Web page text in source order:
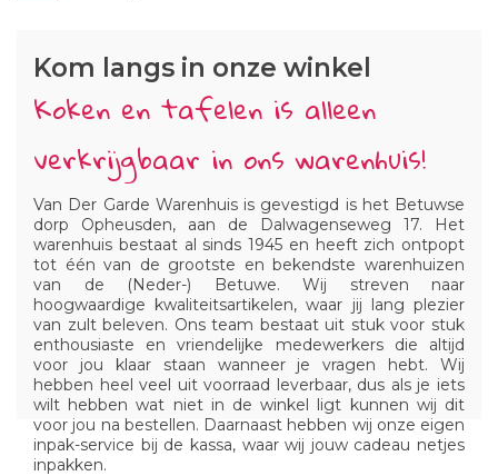
Kom langs in onze winkel
Koken en tafelen is alleen
verkrijgbaar in ons warenhuis!
Van Der Garde Warenhuis is gevestigd is het Betuwse
dorp Opheusden, aan de Dalwagenseweg 17. Het
warenhuis bestaat al sinds 1945 en heeft zich ontpopt
tot één van de grootste en bekendste warenhuizen
van de (Neder-) Betuwe. Wij streven naar
hoogwaardige kwaliteitsartikelen, waar jij lang plezier
van zult beleven. Ons team bestaat uit stuk voor stuk
enthousiaste en vriendelijke medewerkers die altijd
voor jou klaar staan wanneer je vragen hebt. Wij
hebben heel veel uit voorraad leverbaar, dus als je iets
wilt hebben wat niet in de winkel ligt kunnen wij dit
voor jou na bestellen. Daarnaast hebben wij onze eigen
inpak-service bij de kassa, waar wij jouw cadeau netjes
inpakken.